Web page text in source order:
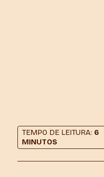
TEMPO DE LEITURA: 6
MINUTOS